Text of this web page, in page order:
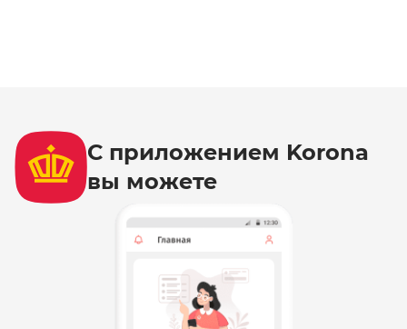
С приложением Korona
вы можете